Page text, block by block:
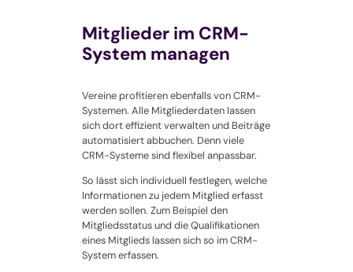
Mitglieder im CRM-
System managen
Vereine profitieren ebenfalls von CRM-
Systemen. Alle Mitgliederdaten lassen
sich dort effizient verwalten und Beiträge
automatisiert abbuchen. Denn viele
CRM-Systeme sind flexibel anpassbar.
So lässt sich individuell festlegen, welche
Informationen zu jedem Mitglied erfasst
werden sollen. Zum Beispiel den
Mitgliedsstatus und die Qualifikationen
eines Mitglieds lassen sich so im CRM-
System erfassen.